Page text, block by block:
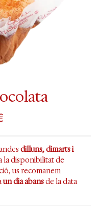
dilluns, dimarts i
la disponibilitat de
us recomanem
un dia abansde la data